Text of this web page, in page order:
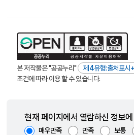
본 저작물은 "공공누리"
제4유형:출처표시
조건에 따라 이용 할 수 있습니다.
현재 페이지에서 열람하신 정보
매우만족 만족 보통